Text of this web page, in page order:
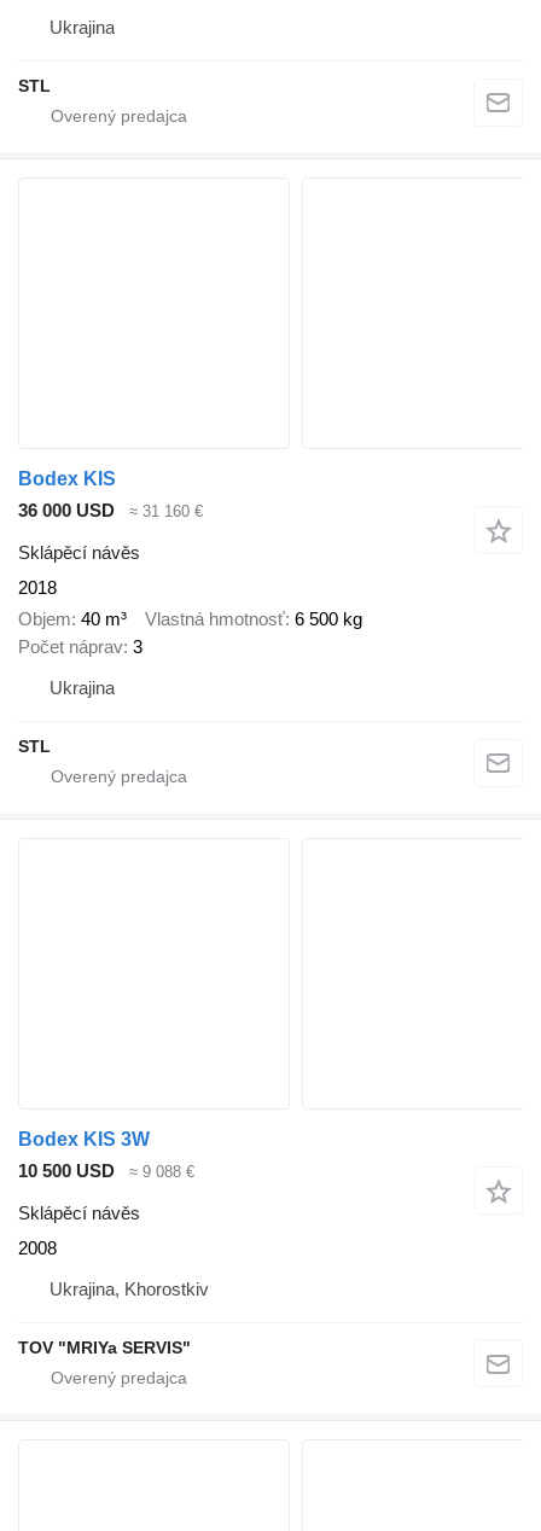
Ukrajina
STL
Bodex KIS
36 000 USD
≈ 31 160 €
Sklápěcí návěs
2018
Objem 40 m³ Vlastná hmotnosť 6 500 kg
Počet náprav 3
Ukrajina
STL
Bodex KIS 3W
10 500 USD
≈ 9 088 €
Sklápěcí návěs
2008
Ukrajina, Khorostkiv
TOV "MRIYa SERVIS"